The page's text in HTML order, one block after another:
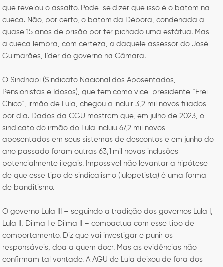
que revelou o assalto. Pode-se dizer que isso é o batom na
cueca. Não, por certo, o batom da Débora, condenada a
quase 15 anos de prisão por ter pichado uma estátua. Mas
a cueca lembra, com certeza, a daquele assessor do José
Guimarães, líder do governo na Câmara.
O Sindnapi (Sindicato Nacional dos Aposentados,
Pensionistas e Idosos), que tem como vice-presidente “Frei
Chico”, irmão de Lula, chegou a incluir 3,2 mil novos filiados
por dia. Dados da CGU mostram que, em julho de 2023, o
sindicato do irmão do Lula incluiu 67,2 mil novos
aposentados em seus sistemas de descontos e em junho do
ano passado foram outras 63,1 mil novas inclusões
potencialmente ilegais. Impossível não levantar a hipótese
de que esse tipo de sindicalismo (lulopetista) é uma forma
de banditismo.
O governo Lula III – seguindo a tradição dos governos Lula I,
Lula II, Dilma I e Dilma II – compactua com esse tipo de
comportamento. Diz que vai investigar e punir os
responsáveis, doa a quem doer. Mas as evidências não
confirmam tal vontade. A AGU de Lula deixou de fora dos